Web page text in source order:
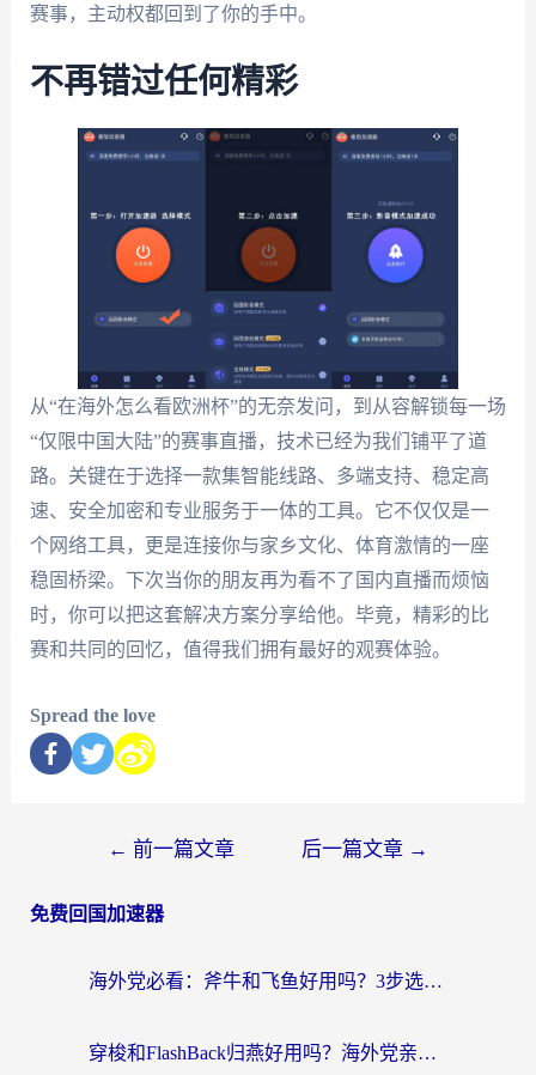
赛事，主动权都回到了你的手中。
不再错过任何精彩
从“在海外怎么看欧洲杯”的无奈发问，到从容解锁每一场
“仅限中国大陆”的赛事直播，技术已经为我们铺平了道
路。关键在于选择一款集智能线路、多端支持、稳定高
速、安全加密和专业服务于一体的工具。它不仅仅是一
个网络工具，更是连接你与家乡文化、体育激情的一座
稳固桥梁。下次当你的朋友再为看不了国内直播而烦恼
时，你可以把这套解决方案分享给他。毕竟，精彩的比
赛和共同的回忆，值得我们拥有最好的观赛体验。
Spread the love
← 前一篇文章 后一篇文章 →
免费回国加速器
海外党必看：斧牛和飞鱼好用吗？3步选对回国加速器，无缝刷剧玩国服
穿梭和FlashBack归燕好用吗？海外党亲测3款热门回国加速器，教你选对不踩坑